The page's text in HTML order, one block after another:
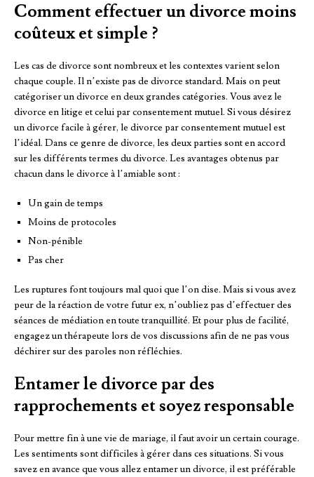
Comment effectuer un divorce moins
coûteux et simple ?
Les cas de divorce sont nombreux et les contextes varient selon
chaque couple. Il n’existe pas de divorce standard. Mais on peut
catégoriser un divorce en deux grandes catégories. Vous avez le
divorce en litige et celui par consentement mutuel. Si vous désirez
un divorce facile à gérer, le divorce par consentement mutuel est
l’idéal. Dans ce genre de divorce, les deux parties sont en accord
sur les différents termes du divorce. Les avantages obtenus par
chacun dans le divorce à l’amiable sont :
Un gain de temps
Moins de protocoles
Non-pénible
Pas cher
Les ruptures font toujours mal quoi que l’on dise. Mais si vous avez
peur de la réaction de votre futur ex, n’oubliez pas d’effectuer des
séances de médiation en toute tranquillité. Et pour plus de facilité,
engagez un thérapeute lors de vos discussions afin de ne pas vous
déchirer sur des paroles non réfléchies.
Entamer le divorce par des
rapprochements et soyez responsable
Pour mettre fin à une vie de mariage, il faut avoir un certain courage.
Les sentiments sont difficiles à gérer dans ces situations. Si vous
savez en avance que vous allez entamer un divorce, il est préférable